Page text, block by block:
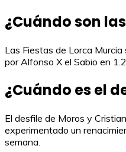
¿Cuándo son
Las Fiestas de Lorca
por Alfonso X el Sabio en
¿Cuándo es el
El desfile de Moros y
experimentado un
semana.